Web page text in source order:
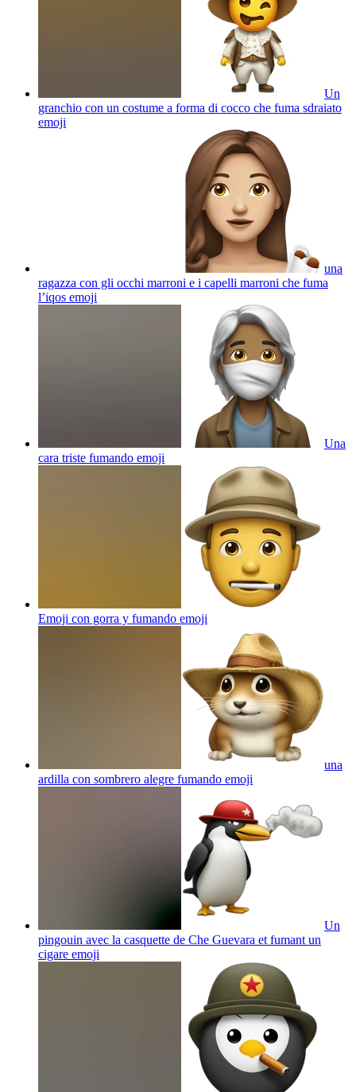
Un
granchio con un costume a forma di cocco che fuma sdraiato
emoji
una
ragazza con gli occhi marroni e i capelli marroni che fuma
l’iqos emoji
Una
cara triste fumando emoji
Emoji con gorra y fumando emoji
una
ardilla con sombrero alegre fumando emoji
Un
pingouin avec la casquette de Che Guevara et fumant un
cigare emoji